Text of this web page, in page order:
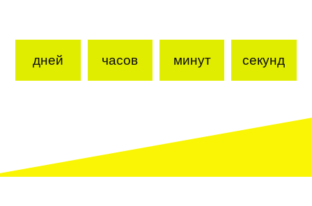
дней часов минут секунд